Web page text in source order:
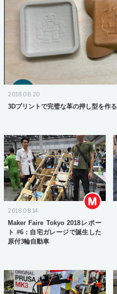
2018.08.20
3Dプリントで完璧な革の押し型を作る
2018.08.14
Maker Faire Tokyo 2018レポー
ト #6：自宅ガレージで誕生した
原付3輪自動車